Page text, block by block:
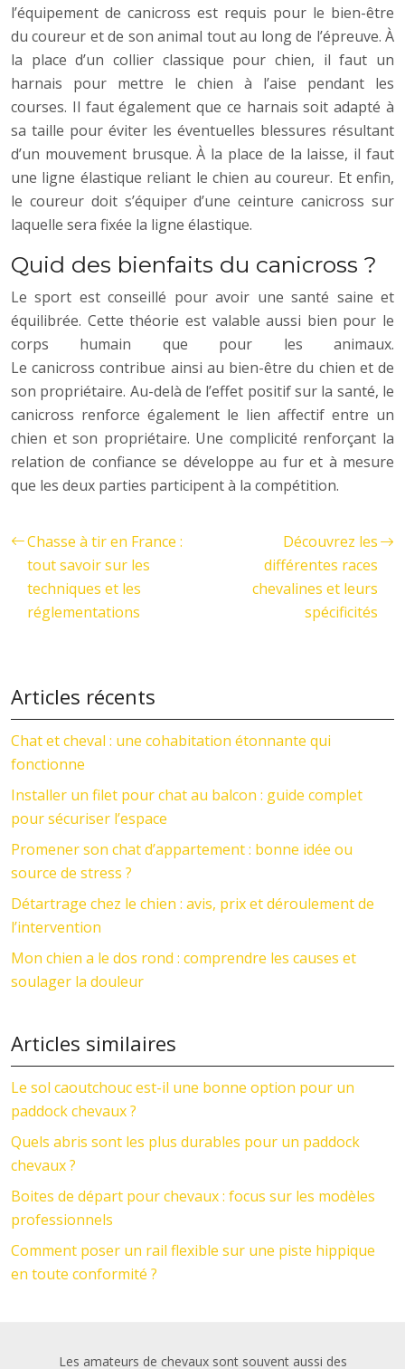
l’équipement de canicross est requis pour le bien-être
du coureur et de son animal tout au long de l’épreuve. À
la place d’un collier classique pour chien, il faut un
harnais pour mettre le chien à l’aise pendant les
courses. Il faut également que ce harnais soit adapté à
sa taille pour éviter les éventuelles blessures résultant
d’un mouvement brusque. À la place de la laisse, il faut
une ligne élastique reliant le chien au coureur. Et enfin,
le coureur doit s’équiper d’une ceinture canicross sur
laquelle sera fixée la ligne élastique.
Quid des bienfaits du canicross ?
Le sport est conseillé pour avoir une santé saine et
équilibrée. Cette théorie est valable aussi bien pour le
corps humain que pour les animaux.
Le canicross contribue ainsi au bien-être du chien et de
son propriétaire. Au-delà de l’effet positif sur la santé, le
canicross renforce également le lien affectif entre un
chien et son propriétaire. Une complicité renforçant la
relation de confiance se développe au fur et à mesure
que les deux parties participent à la compétition.
Chasse à tir en France :
tout savoir sur les
techniques et les
réglementations
Découvrez les
différentes races
chevalines et leurs
spécificités
Articles récents
Chat et cheval : une cohabitation étonnante qui
fonctionne
Installer un filet pour chat au balcon : guide complet
pour sécuriser l’espace
Promener son chat d’appartement : bonne idée ou
source de stress ?
Détartrage chez le chien : avis, prix et déroulement de
l’intervention
Mon chien a le dos rond : comprendre les causes et
soulager la douleur
Articles similaires
Le sol caoutchouc est-il une bonne option pour un
paddock chevaux ?
Quels abris sont les plus durables pour un paddock
chevaux ?
Boites de départ pour chevaux : focus sur les modèles
professionnels
Comment poser un rail flexible sur une piste hippique
en toute conformité ?
Les amateurs de chevaux sont souvent aussi des